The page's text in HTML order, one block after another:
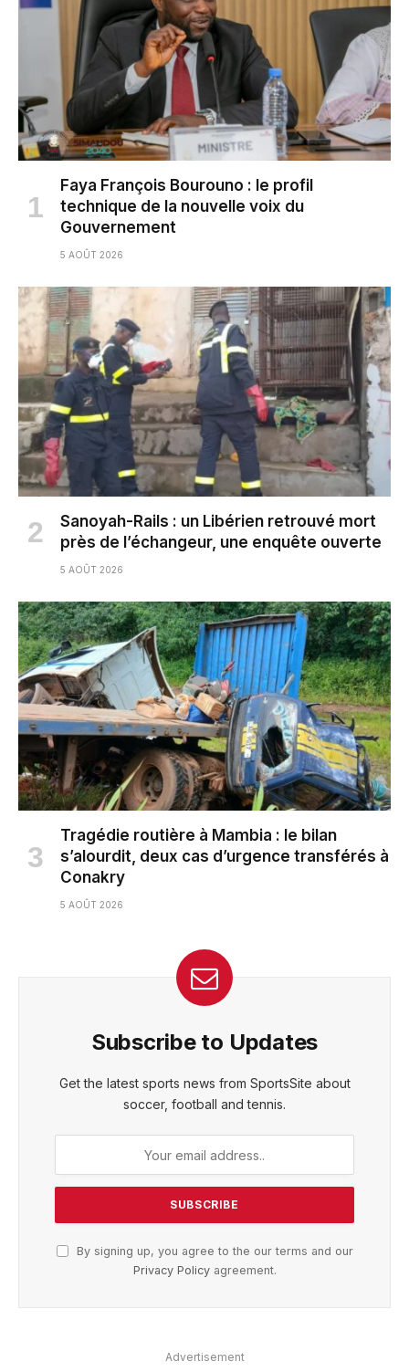
Faya François Bourouno : le profil
technique de la nouvelle voix du
Gouvernement
5 AOÛT 2026
Sanoyah-Rails : un Libérien retrouvé mort
près de l’échangeur, une enquête ouverte
5 AOÛT 2026
Tragédie routière à Mambia : le bilan
s’alourdit, deux cas d’urgence transférés à
Conakry
5 AOÛT 2026
Subscribe to Updates
Get the latest sports news from SportsSite about
soccer, football and tennis.
By signing up, you agree to the our terms and our
Privacy Policyagreement.
Advertisement